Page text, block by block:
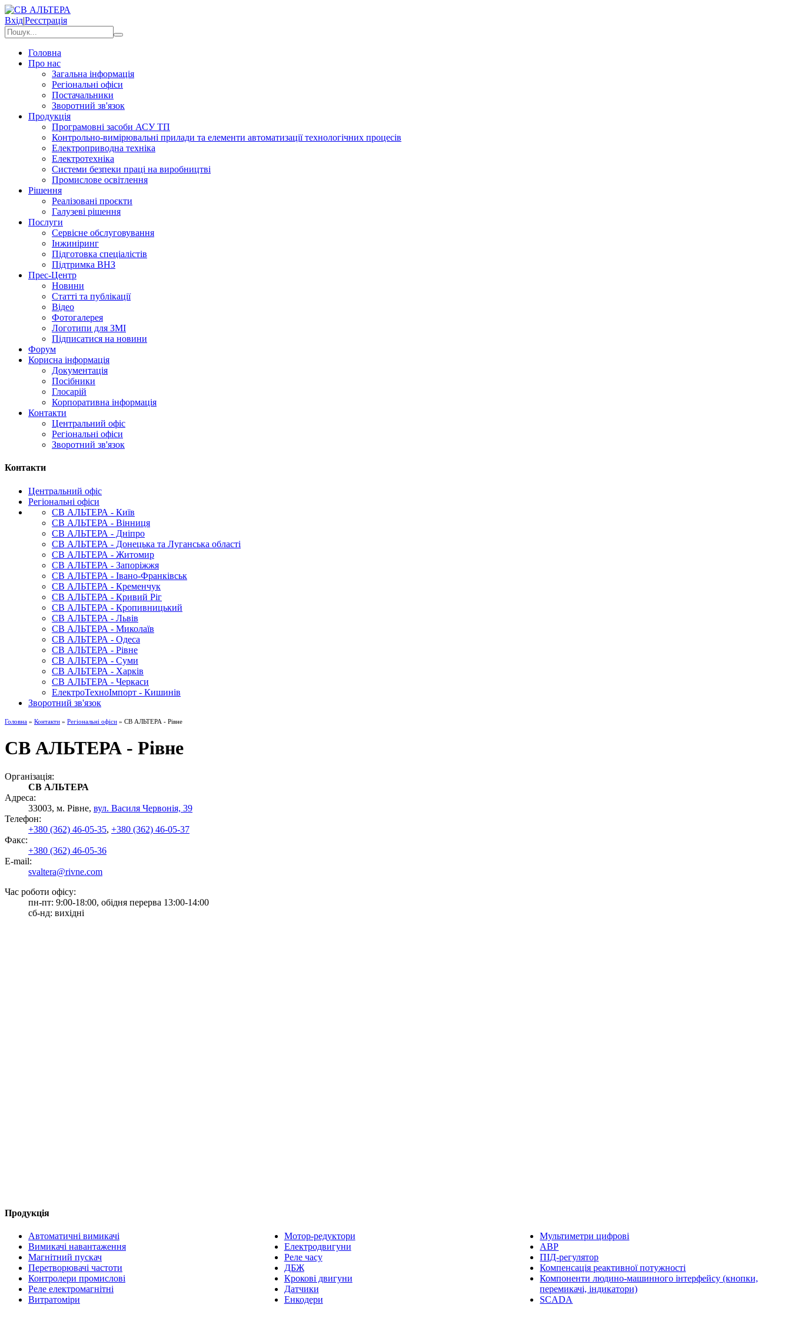
Вхід|Реєстрація
Головна
Про нас
Загальна інформація
Регіональні офіси
Постачальники
Зворотний зв'язок
Продукція
Програмовні засоби АСУ ТП
Контрольно-вимірювальні прилади та елементи автоматизації технологічних процесів
Електроприводна техніка
Електротехніка
Системи безпеки праці на виробництві
Промислове освітлення
Рішення
Реалізовані проєкти
Галузеві рішення
Послуги
Сервісне обслуговування
Інжиніринг
Підготовка спеціалістів
Підтримка ВНЗ
Прес-Центр
Новини
Статті та публікації
Відео
Фотогалерея
Логотипи для ЗМІ
Підписатися на новини
Форум
Корисна інформація
Документація
Посібники
Глосарій
Корпоративна інформація
Контакти
Центральний офіс
Регіональні офіси
Зворотний зв'язок
Контакти
Центральний офіс
Регіональні офіси
СВ АЛЬТЕРА - Київ
СВ АЛЬТЕРА - Вінниця
СВ АЛЬТЕРА - Дніпро
СВ АЛЬТЕРА - Донецька та Луганська області
СВ АЛЬТЕРА - Житомир
СВ АЛЬТЕРА - Запоріжжя
СВ АЛЬТЕРА - Івано-Франківськ
СВ АЛЬТЕРА - Кременчук
СВ АЛЬТЕРА - Кривий Ріг
СВ АЛЬТЕРА - Кропивницький
СВ АЛЬТЕРА - Львів
СВ АЛЬТЕРА - Миколаїв
СВ АЛЬТЕРА - Одеса
СВ АЛЬТЕРА - Рівне
СВ АЛЬТЕРА - Суми
СВ АЛЬТЕРА - Харків
СВ АЛЬТЕРА - Черкаси
ЕлектроТехноІмпорт - Кишинів
Зворотний зв'язок
Головна » Контакти » Регіональні офіси » СВ АЛЬТЕРА - Рівне
СВ АЛЬТЕРА - Рівне
Організація:
СВ АЛЬТЕРА
Адреса:
33003, м. Рівне, вул. Василя Червонія, 39
Телефон:
+380 (362) 46-05-35, +380 (362) 46-05-37
Факс:
+380 (362) 46-05-36
E-mail:
svaltera@rivne.com
Час роботи офісу:
пн-пт: 9:00-18:00, обідня перерва 13:00-14:00
сб-нд: вихідні
Продукція
Автоматичні вимикачі
Вимикачі навантаження
Магнітний пускач
Перетворювачі частоти
Контролери промислові
Реле електромагнітні
Витратоміри
Мотор-редуктори
Електродвигуни
Реле часу
ДБЖ
Крокові двигуни
Датчики
Енкодери
Мультиметри цифрові
АВР
ПІД-регулятор
Компенсація реактивної потужності
Компоненти людино-машинного інтерфейсу (кнопки,
перемикачі, індикатори)
SCADA